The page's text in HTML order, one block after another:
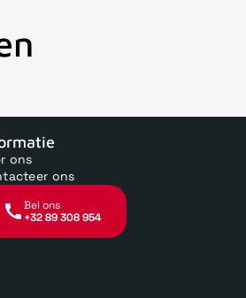
Voor 15uur besteld, zelfde dag verstuurd
ons
ons
Bel ons
+32 89 308 954